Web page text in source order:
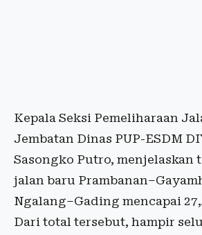
Kepala Seksi Pemeliharaan
Jembatan Dinas PUP-ESDM
Sasongko Putro, menjelaskan
jalan baru
Ngalang–Gading mencapai
Dari total tersebut, hampir